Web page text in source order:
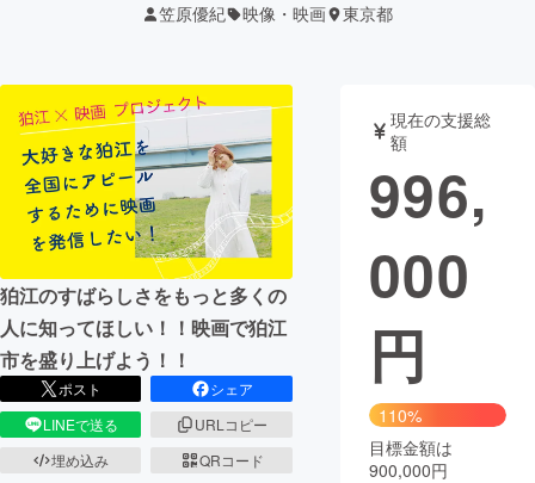
テクノロジー・ガジェット
映像・映画 書籍・雑誌
ビジネス・起業 チャレンジ
まちづくり・地域活性化
CAMPFIRE for Social Good CAMPFIRE Creation
CAMPFIREふるさと納税
コミュニティ
笠原優紀 映像・映画 東京都
狛江のすばらしさをもっと多くの
人に知ってほしい！！映画で狛江
市を盛り上げよう！！
ポスト
シェア
LINEで送る
URLコピー
埋め込み
QRコード
現在の支援総
額
996,
000
円
110%
目標金額は
900,000円